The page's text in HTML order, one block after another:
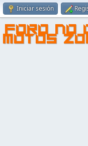
Iniciar sesión
FORO NO
MOTOS